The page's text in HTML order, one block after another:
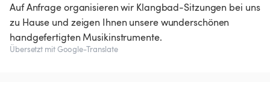
Auf Anfrage organisieren wir Klangbad-Sitzungen bei uns
zu Hause und zeigen Ihnen unsere wunderschönen
handgefertigten Musikinstrumente.
Übersetzt mit Google-Translate